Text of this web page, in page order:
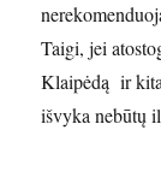
Taigi, jei
Klaipėdą ir
išvyka nebūtų